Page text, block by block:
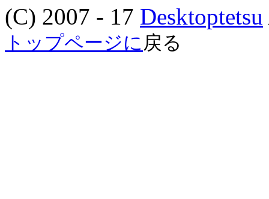
(C) 2007 - 17 Desktoptetsu
トップページに 戻る